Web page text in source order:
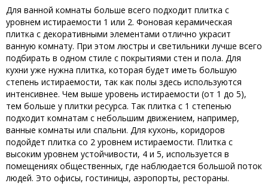
Для ванной комнаты больше всего подходит плитка с
уровнем истираемости 1 или 2. Фоновая керамическая
плитка с декоративными элементами отлично украсит
ванную комнату. При этом люстры и светильники лучше всего
подбирать в одном стиле с покрытиями стен и пола. Для
кухни уже нужна плитка, которая будет иметь большую
степень истираемости, так как полы здесь используются
интенсивнее. Чем выше уровень истираемости (от 1 до 5),
тем больше у плитки ресурса. Так плитка с 1 степенью
подходит комнатам с небольшим движением, например,
ванные комнаты или спальни. Для кухонь, коридоров
подойдет плитка со 2 уровнем истираемости. Плитка с
высоким уровнем устойчивости, 4 и 5, используется в
помещениях общественных, где наблюдается большой поток
людей. Это офисы, гостиницы, аэропорты, рестораны.